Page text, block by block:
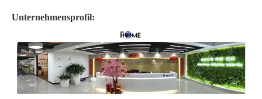
Unternehmensprofil: